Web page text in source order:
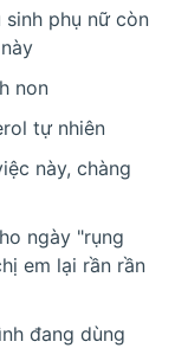
sinh phụ nữ còn
non
tự nhiên
này, chàng
ngày "rụng
em lại rần rần
đang dùng